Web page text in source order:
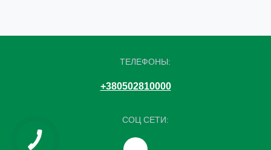
ТЕЛЕФОНЫ:
+380502810000
СОЦ СЕТИ: